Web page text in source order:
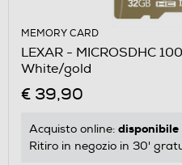
MEMORY CARD
LEXAR - MICROSDHC
White/gold
€ 39,90
Acquisto online: disponibile
Ritiro in negozio in 30'